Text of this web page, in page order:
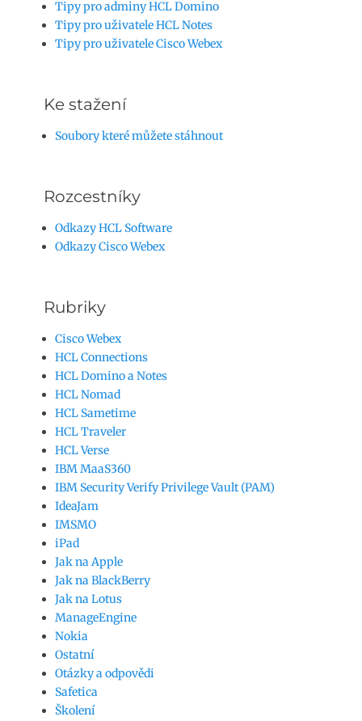
Tipy pro adminy HCL Domino
Tipy pro uživatele HCL Notes
Tipy pro uživatele Cisco Webex
Ke stažení
Soubory které můžete stáhnout
Rozcestníky
Odkazy HCL Software
Odkazy Cisco Webex
Rubriky
Cisco Webex
HCL Connections
HCL Domino a Notes
HCL Nomad
HCL Sametime
HCL Traveler
HCL Verse
IBM MaaS360
IBM Security Verify Privilege Vault (PAM)
IdeaJam
IMSMO
iPad
Jak na Apple
Jak na BlackBerry
Jak na Lotus
ManageEngine
Nokia
Ostatní
Otázky a odpovědi
Safetica
Školení